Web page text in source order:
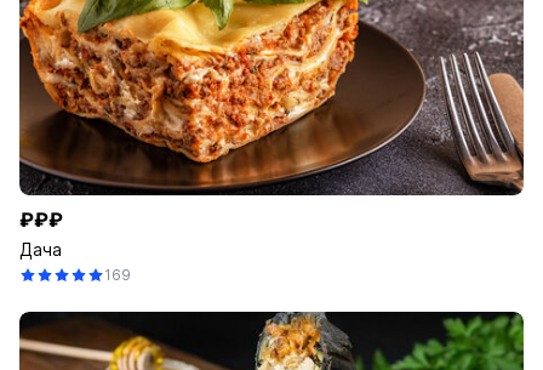
₽₽₽
Дача
169